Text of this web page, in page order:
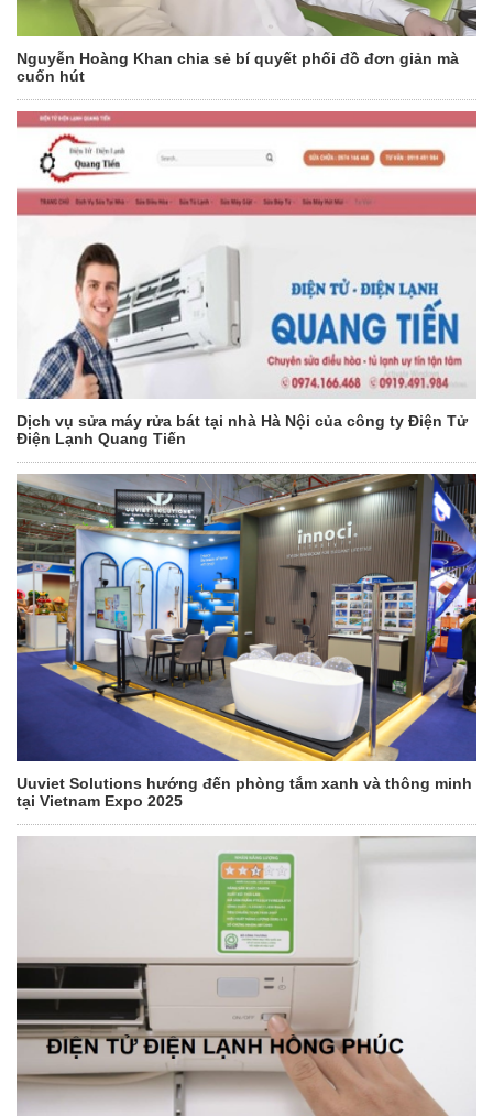
Nguyễn Hoàng Khan chia sẻ bí quyết phối đồ đơn giản mà
cuốn hút
Dịch vụ sửa máy rửa bát tại nhà Hà Nội của công ty Điện Tử
Điện Lạnh Quang Tiến
Uuviet Solutions hướng đến phòng tắm xanh và thông minh
tại Vietnam Expo 2025